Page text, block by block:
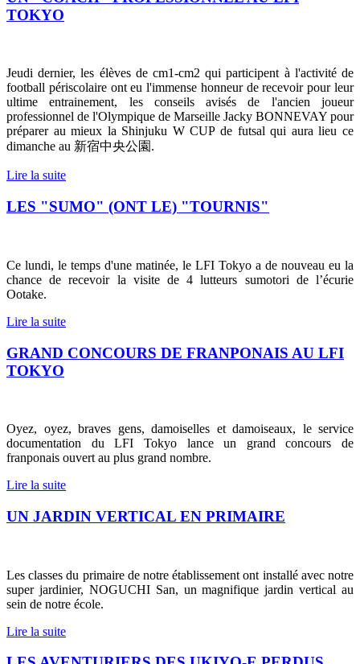
TOKYO
Jeudi dernier, les élèves de cm1-cm2 qui participent à l'activité de
football périscolaire ont eu l'immense honneur de recevoir pour leur
ultime entrainement, les conseils avisés de l'ancien joueur
professionnel de l'Olympique de Marseille Jacky BONNEVAY pour
préparer au mieux la Shinjuku W CUP de futsal qui aura lieu ce
dimanche au 新宿中央公園 .
Lire la suite
LES "SUMO" (ONT LE) "TOURNIS"
Ce lundi, le temps d'une matinée, le LFI Tokyo a de nouveau eu la
chance de recevoir la visite de 4 lutteurs sumotori de l’écurie
Ootake.
Lire la suite
GRAND CONCOURS DE FRANPONAIS AU LFI
TOKYO
Oyez, oyez, braves gens, damoiselles et damoiseaux, le service
documentation du LFI Tokyo lance un grand concours de
franponais ouvert au plus grand nombre.
Lire la suite
UN JARDIN VERTICAL EN PRIMAIRE
Les classes du primaire de notre établissement ont installé avec notre
super jardinier, NOGUCHI San, un magnifique jardin vertical au
sein de notre école.
Lire la suite